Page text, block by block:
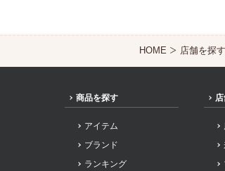
店舗検索
重要な
HOME 店舗を探す
商品を探す
アイテム
ブランド
ランキング